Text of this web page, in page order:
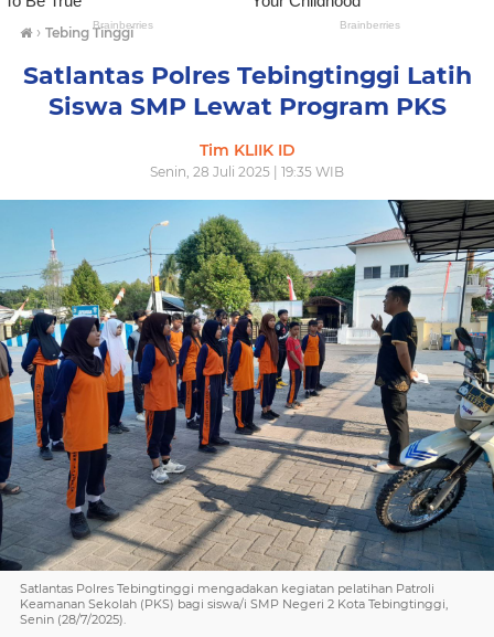
› Tebing Tinggi
Satlantas Polres Tebingtinggi Latih
Siswa SMP Lewat Program PKS
Tim KLIIK ID
Senin, 28 Juli 2025 | 19:35 WIB
Satlantas Polres Tebingtinggi mengadakan kegiatan pelatihan Patroli
Keamanan Sekolah (PKS) bagi siswa/i SMP Negeri 2 Kota Tebingtinggi,
Senin (28/7/2025).